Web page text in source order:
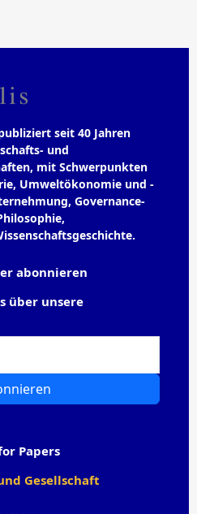
seit 40 Jahren
und
mit Schwerpunkten
Umweltökonomie und -
Governance-
abonnieren
über unsere
Papers
Gesellschaft